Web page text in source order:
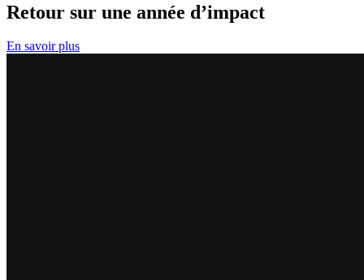
Retour sur une année d’impact
En savoir plus